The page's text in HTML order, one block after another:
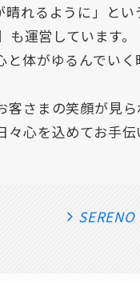
晴れるように」と
運営しています。
と体がゆるんでい
さまの笑顔が見ら
心を込めてお手伝